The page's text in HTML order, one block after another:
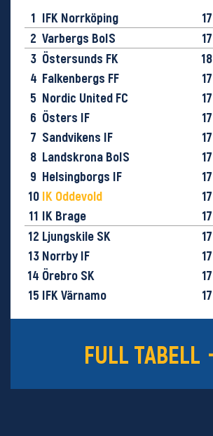
1 IFK Norrköping 17
2 Varbergs BoIS 17
3 Östersunds FK 18
4 Falkenbergs FF 17
5 Nordic United FC 17
6 Östers IF 17
7 Sandvikens IF 17
8 Landskrona BoIS 17
9 Helsingborgs IF 17
10 IK Oddevold 17
11 IK Brage 17
12 Ljungskile SK 17
13 Norrby IF 17
14 Örebro SK 17
15 IFK Värnamo 17
FULL TABELL